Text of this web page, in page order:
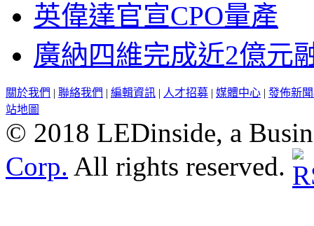
英偉達官宣CPO量產
廣納四維完成近2億元
關於我們 | 聯絡我們 | 編輯資訊 | 人才招募 | 媒體中心 | 發佈新
站地圖
© 2018 LEDinside, a
Corp. All rights reserved.